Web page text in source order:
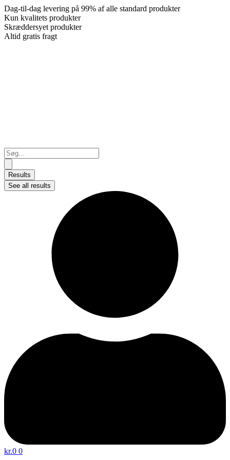
Dag-til-dag levering på 99% af alle standard produkter
Kun kvalitets produkter
Skræddersyet produkter
Altid gratis fragt
Search
...
Results
See all results
kr.0 0